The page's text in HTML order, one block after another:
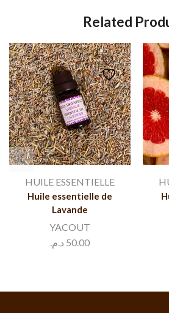
Related
HUILE ESSENTIELLE
Huile essentielle de
Lavande
YACOUT
50.00 د.م.